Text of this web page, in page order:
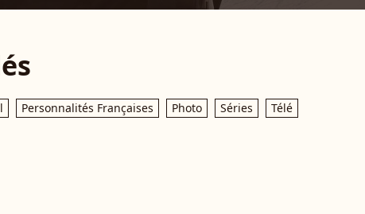
Personnalités Françaises Photo Séries Télé